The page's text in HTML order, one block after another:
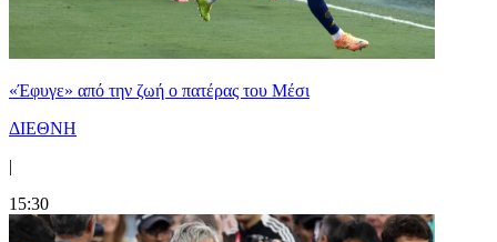
«Έφυγε» από την ζωή ο πατέρας του Μέσι
ΔΙΕΘΝΗ
|
15:30